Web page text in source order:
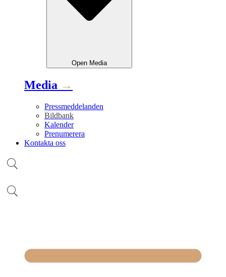
Open Media
Media →
Pressmeddelanden
Bildbank
Kalender
Prenumerera
Kontakta oss